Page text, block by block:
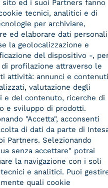
UNI EN ISO
9001 UNI EN ISO
27017 UNI EN ISO
List
Certified
Access
sulle procedure sono disponibili
tutela della privacy INTESA.
dichiaro di aver letto e compreso
della privacy INTESA
.
ITALIAN
sito ed i suoi Partners fanno
tecnici, analitici e di
per archiviare,
ed elaborare dati personali
la geolocalizzazione e
del dispositivo -,
profilazione attraverso le
attività: annunci e contenuti
valutazione degli
e del contenuto, ricerche di
e sviluppo di prodotti.
"Accetta", acconsenti
di dati da parte di
Partners. Selezionando
senza accettare" potrai
la navigazione con i soli
e analitici. Puoi
quali cookie